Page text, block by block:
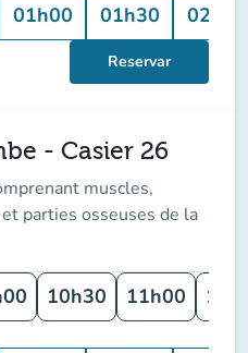
01h00 01h30 02h00
Reservar
- Casier 26
muscles,
parties osseuses de la
10h30 11h00